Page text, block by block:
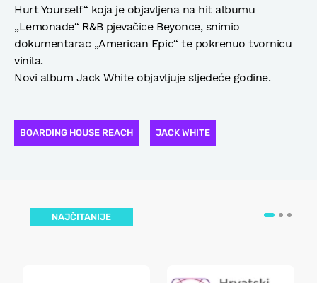
Hurt Yourself“ koja je objavljena na hit albumu
„Lemonade“ R&B pjevačice Beyonce, snimio
dokumentarac „American Epic“ te pokrenuo tvornicu
vinila.
Novi album Jack White objavljuje sljedeće godine.
BOARDING HOUSE REACH JACK WHITE
NAJČITANIJE